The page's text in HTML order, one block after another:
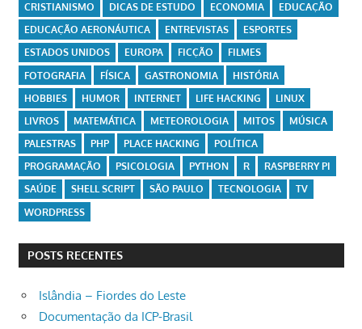
CRISTIANISMO
DICAS DE ESTUDO ECONOMIA
EDUCAÇÃO
EDUCAÇÃO AERONÁUTICA
ENTREVISTAS
ESPORTES
ESTADOS UNIDOS
EUROPA FICÇÃO
FILMES
FOTOGRAFIA
FÍSICA GASTRONOMIA
HISTÓRIA
HOBBIES
HUMOR INTERNET LIFE HACKING
LINUX
LIVROS
MATEMÁTICA METEOROLOGIA MITOS
MÚSICA
PALESTRAS
PHP PLACE HACKING
POLÍTICA
PROGRAMAÇÃO
PSICOLOGIA PYTHON R
RASPBERRY PI
SAÚDE
SHELL SCRIPT SÃO PAULO TECNOLOGIA
TV
WORDPRESS
POSTS RECENTES
Islândia – Fiordes do Leste
Documentação da ICP-Brasil